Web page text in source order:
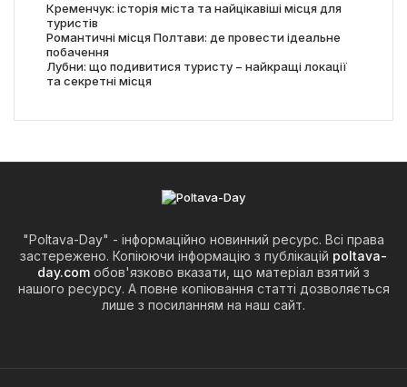
Кременчук: історія міста та найцікавіші місця для
туристів
Романтичні місця Полтави: де провести ідеальне
побачення
Лубни: що подивитися туристу − найкращі локації
та секретні місця
"Poltava-Day" - інформаційно новинний ресурс. Всі права
застережено. Копіюючи інформацію з публікацій poltava-
day.com обов'язково вказати, що матеріал взятий з
нашого ресурсу. А повне копіювання статті дозволяється
лише з посиланням на наш сайт.